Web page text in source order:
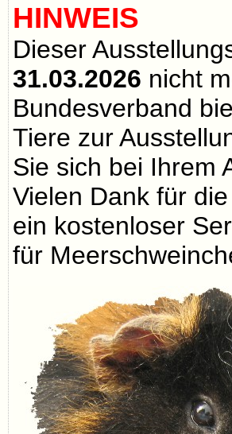
HINWEIS
Dieser
31.03.2026 nicht
Bundesverband
Tiere zur
Sie sich bei Ihrem
Vielen Dank für
ein kostenloser
für